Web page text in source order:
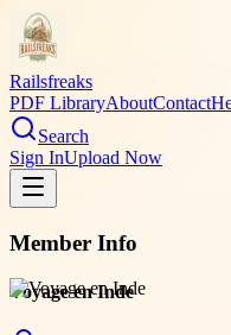
Railsfreaks
PDF LibraryAboutContact
Search
Sign InUpload Now
Member Info
Voyage en Inde